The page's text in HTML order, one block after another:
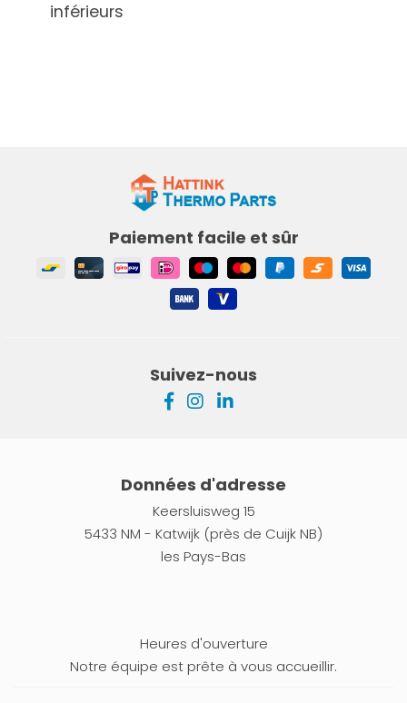
inférieurs
Paiement facile et sûr
Suivez-nous
Données d'adresse
Keersluisweg 15
5433 NM - Katwijk (près de Cuijk NB)
les Pays-Bas
Heures d'ouverture
Notre équipe est prête à vous accueillir.